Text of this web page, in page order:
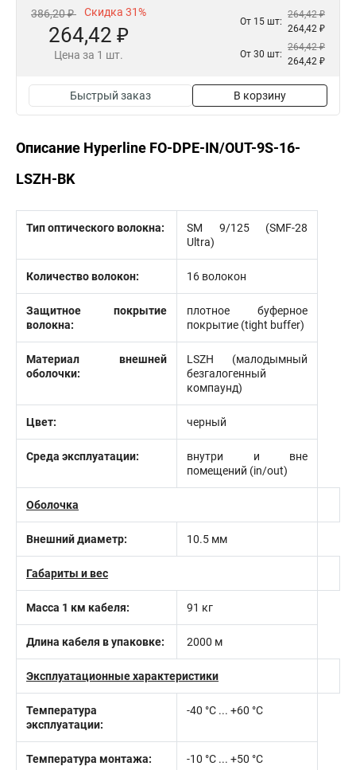
386,20 ₽ Скидка 31%
264,42 ₽
Цена за 1 шт.
От 15 шт:
264,42 ₽
264,42 ₽
От 30 шт:
264,42 ₽
264,42 ₽
Быстрый заказ В корзину
Описание Hyperline FO-DPE-IN/OUT-9S-16-
LSZH-BK
Тип оптического волокна:
SM 9/125 (SMF-28
Ultra)
Количество волокон: 16 волокон
Защитное покрытие
волокна:
плотное буферное
покрытие (tight buffer)
Материал внешней
оболочки:
LSZH (малодымный
безгалогенный
компаунд)
Цвет: черный
Среда эксплуатации:
внутри и вне
помещений (in/out)
Оболочка
Внешний диаметр: 10.5 мм
Габариты и вес
Масса 1 км кабеля: 91 кг
Длина кабеля в упаковке: 2000 м
Эксплуатационные характеристики
Температура
эксплуатации:
-40 °C ... +60 °C
Температура монтажа: -10 °С ... +50 °С